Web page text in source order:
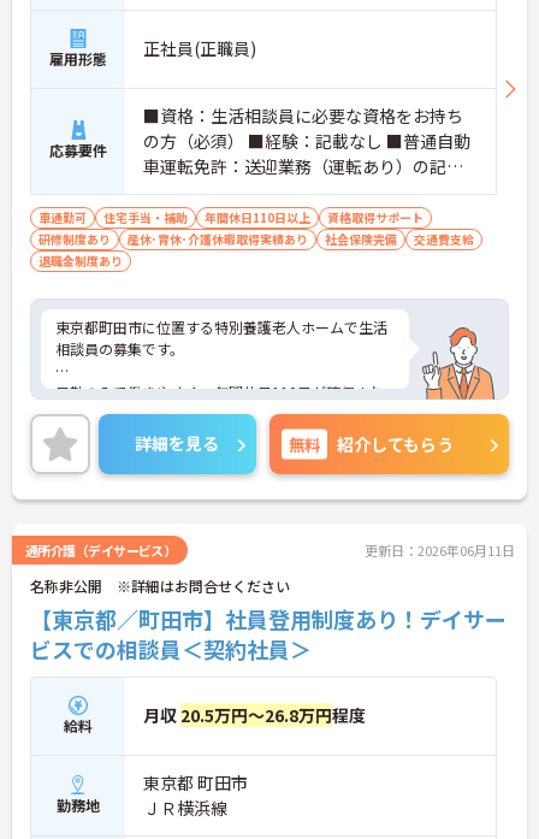
雇用形態 正社員(正職員)
応募要件
■資格：生活相談員に必要な資格をお持ち
の方（必須） ■経験：記載なし ■普通自動
車運転免許：送迎業務（運転あり）の記載
あり
車通勤可 住宅手当・補助 年間休日110日以上
資格取得サポート
研修制度あり
産休･育休･介護休暇取得実績あり 社会保険完備
交通費支給
退職金制度あり
東京都町田市に位置する特別養護老人ホームで生活
相談員の募集です。
日勤のみで働きやすく、年間休日110日が確保され
ています。相談員2名体制のため協力しながら業務を
進めやすい環境です。入居相談やご家族対応など幅
広い経験を積みながら、専門性を高めていける求人
です。
■ 多職種連携で成長できる環境
生活相談員として幅広い業務経験を積める環境です
・入居相談や契約対応を担当
・ご家族への相談支援を実施
・受診対応や送迎業務に携われる
→ 相談援助の専門性を高めながら成長を目指せます
■ 働きやすい日勤勤務体制
生活リズムを整えながら働きやすい環境です
詳細を見る 無料 紹介してもらう
通所介護（デイサービス） 更新日：2026年06月11日
名称非公開 ※詳細はお問合せください
【東京都／町田市】社員登用制度あり！デイサー
ビスでの相談員＜契約社員＞
給料 月収 20.5万円～26.8万円程度
勤務地
東京都 町田市
ＪＲ横浜線